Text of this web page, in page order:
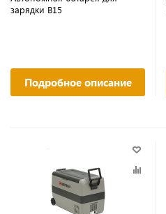
зарядки B15
Подробное описание